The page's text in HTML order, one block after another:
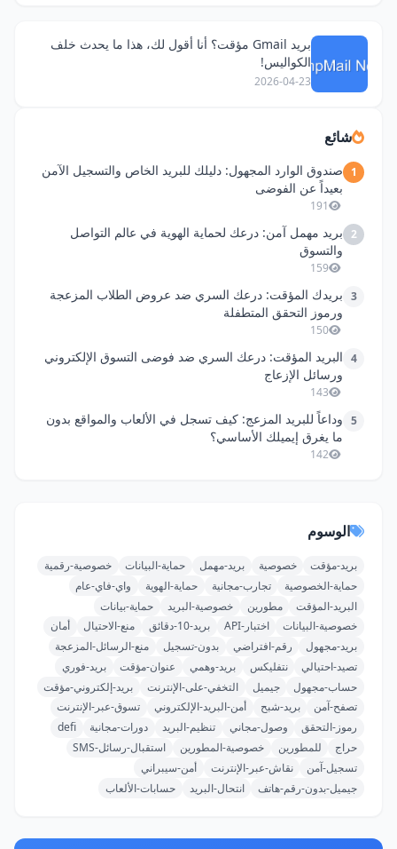
بريد Gmail مؤقت؟ أنا أقول لك، هذا ما يحدث خلف
الكواليس!
2026-04-23
شائع
1
صندوق الوارد المجهول: دليلك للبريد الخاص والتسجيل الآمن
بعيداً عن الفوضى
191
2 بريد مهمل آمن: درعك لحماية الهوية في عالم التواصل
والتسوق
159
3 بريدك المؤقت: درعك السري ضد عروض الطلاب المزعجة
ورموز التحقق المتطفلة
150
4 البريد المؤقت: درعك السري ضد فوضى التسوق الإلكتروني
ورسائل الإزعاج
143
5 وداعاً للبريد المزعج: كيف تسجل في الألعاب والمواقع بدون
ما يغرق إيميلك الأساسي؟
142
الوسوم
بريد-مؤقت خصوصية بريد-مهمل حماية-البيانات
خصوصية-رقمية
حماية-الخصوصية
تجارب-مجانية حماية-الهوية
واي-فاي-عام
البريد-المؤقت
مطورين خصوصية-البريد
حماية-بيانات
خصوصية-البيانات
اختبار-API بريد-10-دقائق منع-الاحتيال
أمان
بريد-مجهول
رقم-افتراضي بدون-تسجيل
منع-الرسائل-المزعجة
تصيد-احتيالي
نتفليكس بريد-وهمي عنوان-مؤقت
بريد-فوري
حساب-مجهول
جيميل التخفي-على-الإنترنت
بريد-إلكتروني-مؤقت
تصفح-آمن
بريد-شبح أمن-البريد-الإلكتروني
تسوق-عبر-الإنترنت
رموز-التحقق
وصول-مجاني تنظيم-البريد دورات-مجانية
defi
حراج
للمطورين خصوصية-المطورين
استقبال-رسائل-SMS
تسجيل-آمن
نقاش-عبر-الإنترنت
أمن-سيبراني
جيميل-بدون-رقم-هاتف
انتحال-البريد حسابات-الألعاب